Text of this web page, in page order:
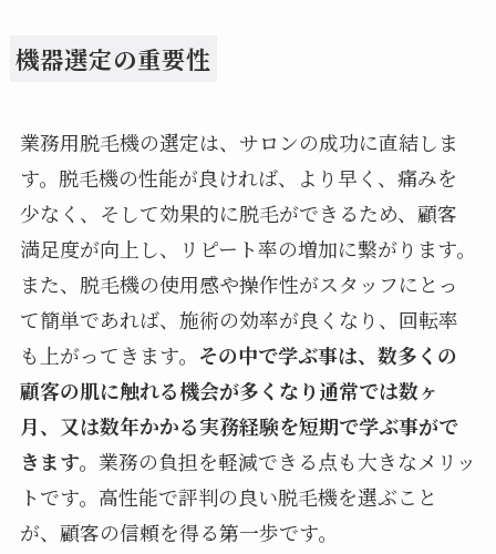
機器選定の重要性
業務用脱毛機の選定は、サロンの成功に直結しま
す。脱毛機の性能が良ければ、より早く、痛みを
少なく、そして効果的に脱毛ができるため、顧客
満足度が向上し、リピート率の増加に繋がります。
また、脱毛機の使用感や操作性がスタッフにとっ
て簡単であれば、施術の効率が良くなり、回転率
も上がってきます。 その中で学ぶ事は、数多くの
顧客の肌に触れる機会が多くなり通常では数ヶ
月、又は数年かかる実務経験を短期で学ぶ事がで
きます。 業務の負担を軽減できる点も大きなメリッ
トです。高性能で評判の良い脱毛機を選ぶこと
が、顧客の信頼を得る第一歩です。